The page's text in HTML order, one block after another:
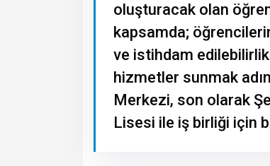
oluşturacak olan
kapsamda;
ve istihdam
hizmetler sunmak
Merkezi, son olarak
Lisesi ile iş birliği için